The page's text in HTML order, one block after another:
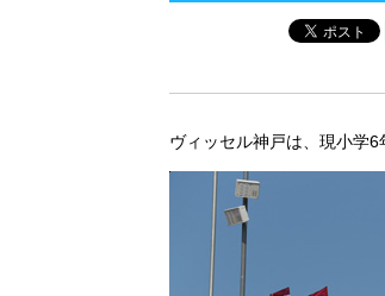
ヴィッセル神戸は、現小学6